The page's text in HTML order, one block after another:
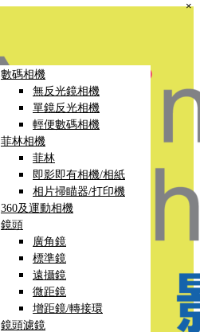
數碼相機
無反光鏡相機
單鏡反光相機
輕便數碼相機
菲林相機
菲林
即影即有相機/相紙
相片掃瞄器/打印機
360及運動相機
鏡頭
廣角鏡
標準鏡
遠攝鏡
微距鏡
增距鏡/轉接環
鏡頭濾鏡
×